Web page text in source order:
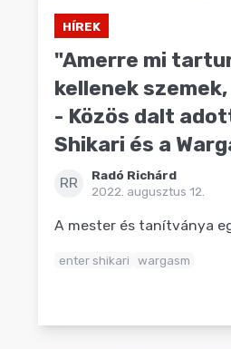
HÍREK
"Amerre mi
kellenek
- Közös dalt
Shikari és a
RR
Radó Richárd
2022. augusztus 12.
A mester és tanítványa
enter shikari wargasm